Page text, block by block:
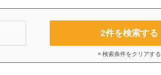
2件を検索する
× 検索条件をクリアする